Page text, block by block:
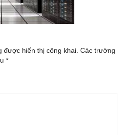
được hiển thị công khai. Các trường
*